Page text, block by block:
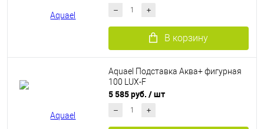
В корзину
Aquael Подставка Аква+ фигурная
100 LUX-F
5 585 руб. / шт